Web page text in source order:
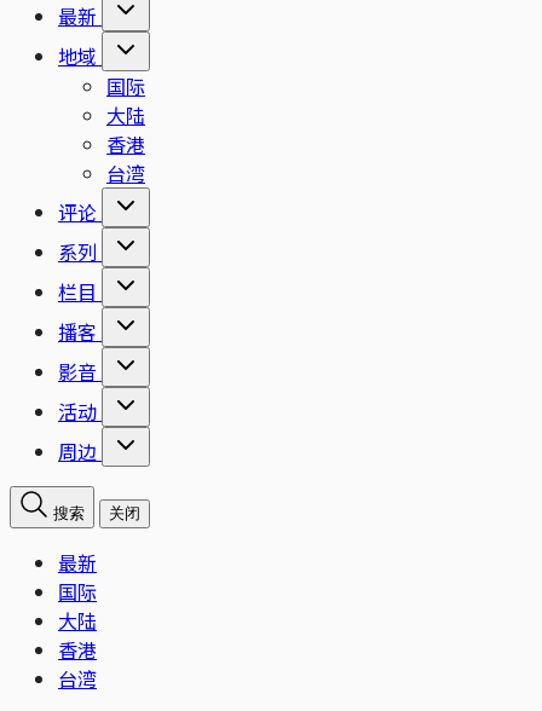
最新
地域
国际
大陆
香港
台湾
评论
系列
栏目
播客
影音
活动
周边
搜索 关闭
最新
国际
大陆
香港
台湾